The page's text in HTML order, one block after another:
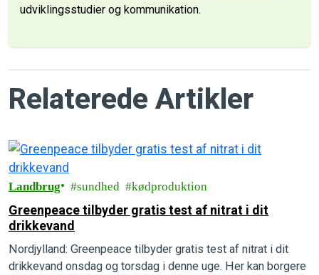
udviklingsstudier og kommunikation.
Relaterede Artikler
Landbrug sundhed kødproduktion
Greenpeace tilbyder gratis test af nitrat i dit
drikkevand
Nordjylland: Greenpeace tilbyder gratis test af nitrat i dit
drikkevand onsdag og torsdag i denne uge. Her kan borgere